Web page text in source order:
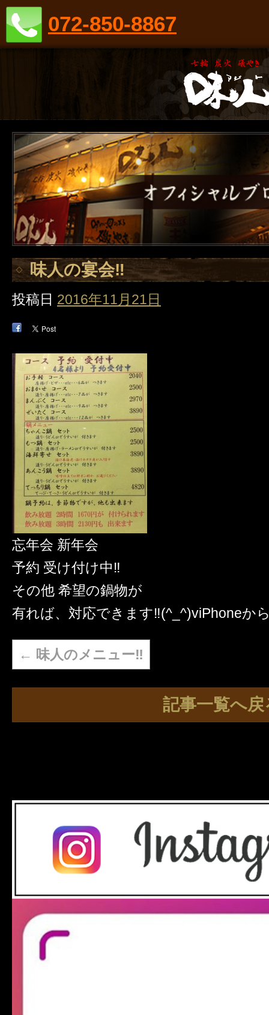
072-850-8867
味人の宴会‼️
投稿日 2016年11月21日
忘年会 新年会
予約 受け付け中‼️
その他 希望の鍋物が
有れば、対応できます‼️(^_^)viPhoneか
← 味人のメニュー‼️
記事一覧へ戻